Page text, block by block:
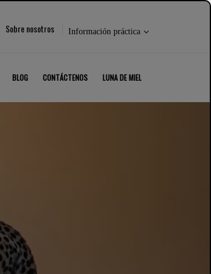
Sobre nosotros
Seleccione
Información práctica
BLOG CONTÁCTENOS LUNA DE MIEL